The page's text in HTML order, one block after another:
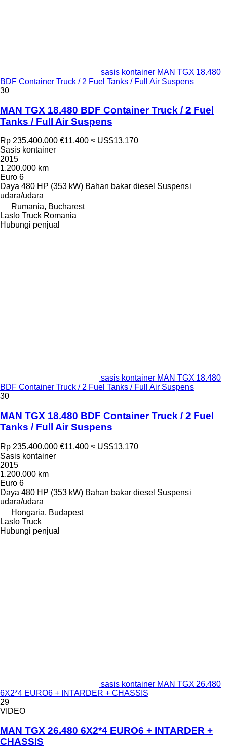
sasis kontainer MAN TGX 18.480
BDF Container Truck / 2 Fuel Tanks / Full Air Suspens
30
MAN TGX 18.480 BDF Container Truck / 2 Fuel
Tanks / Full Air Suspens
Rp 235.400.000 €11.400 ≈ US$13.170
Sasis kontainer
2015
1.200.000 km
Euro 6
Daya 480 HP (353 kW) Bahan bakar diesel Suspensi
udara/udara
Rumania, Bucharest
Laslo Truck Romania
Hubungi penjual
sasis kontainer MAN TGX 18.480
BDF Container Truck / 2 Fuel Tanks / Full Air Suspens
30
MAN TGX 18.480 BDF Container Truck / 2 Fuel
Tanks / Full Air Suspens
Rp 235.400.000 €11.400 ≈ US$13.170
Sasis kontainer
2015
1.200.000 km
Euro 6
Daya 480 HP (353 kW) Bahan bakar diesel Suspensi
udara/udara
Hongaria, Budapest
Laslo Truck
Hubungi penjual
sasis kontainer MAN TGX 26.480
6X2*4 EURO6 + INTARDER + CHASSIS
29
VIDEO
MAN TGX 26.480 6X2*4 EURO6 + INTARDER +
CHASSIS